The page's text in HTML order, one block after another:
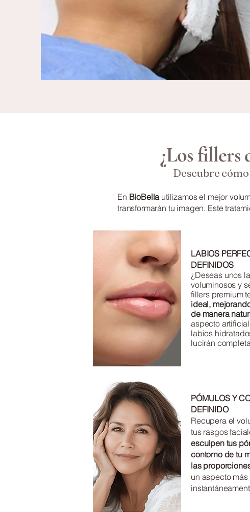
¿Los fillers
Descubre
En BioBella utilizamos el mejor
transformarán tu imagen. Este
LABIOS
DEFINIDOS
¿Deseas unos
voluminosos y
fillers premium
ideal,
de manera
aspecto
labios
lucirán
PÓMULOS Y
DEFINIDO
Recupera el
tus rasgos
esculpen tus
contorno de tu
las
un aspecto